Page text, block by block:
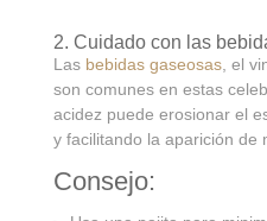
2. Cuidado con las
Las bebidas gaseosas, el
son comunes en estas
acidez puede erosionar el
y facilitando la aparición de
Consejo: